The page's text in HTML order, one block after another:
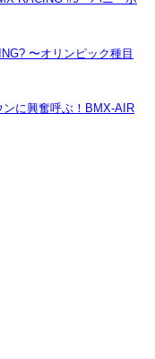
〜オリンピック種目
に興奮呼ぶ！BMX-AIR